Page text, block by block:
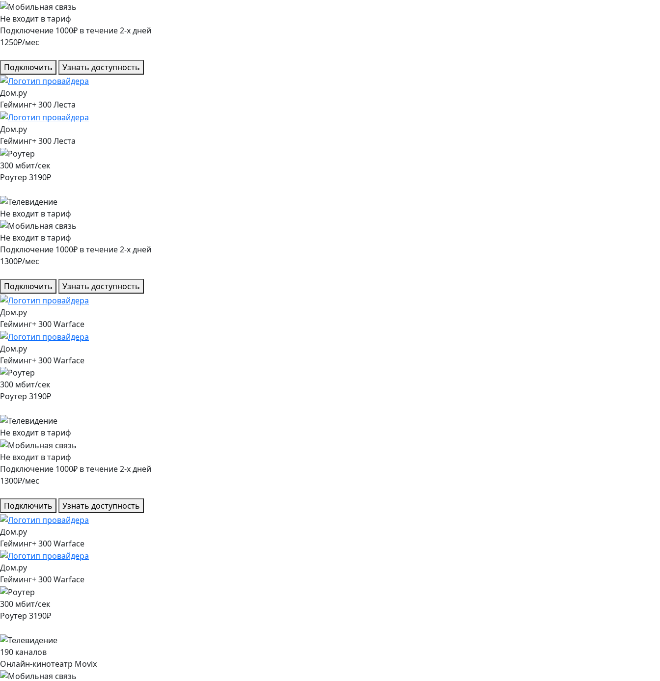
Не входит в тариф
Подключение 1000₽ в течение2-х дней
1250₽/мес
Подключить Узнать доступность
Дом.ру
Гейминг+ 300 Леста
Дом.ру
Гейминг+ 300 Леста
300 мбит/сек
Роутер 3190₽
Не входит в тариф
Не входит в тариф
Подключение 1000₽ в течение2-х дней
1300₽/мес
Подключить Узнать доступность
Дом.ру
Гейминг+ 300 Warface
Дом.ру
Гейминг+ 300 Warface
300 мбит/сек
Роутер 3190₽
Не входит в тариф
Не входит в тариф
Подключение 1000₽ в течение2-х дней
1300₽/мес
Подключить Узнать доступность
Дом.ру
Гейминг+ 300 Warface
Дом.ру
Гейминг+ 300 Warface
300 мбит/сек
Роутер 3190₽
190 каналов
Онлайн-кинотеатр Movix